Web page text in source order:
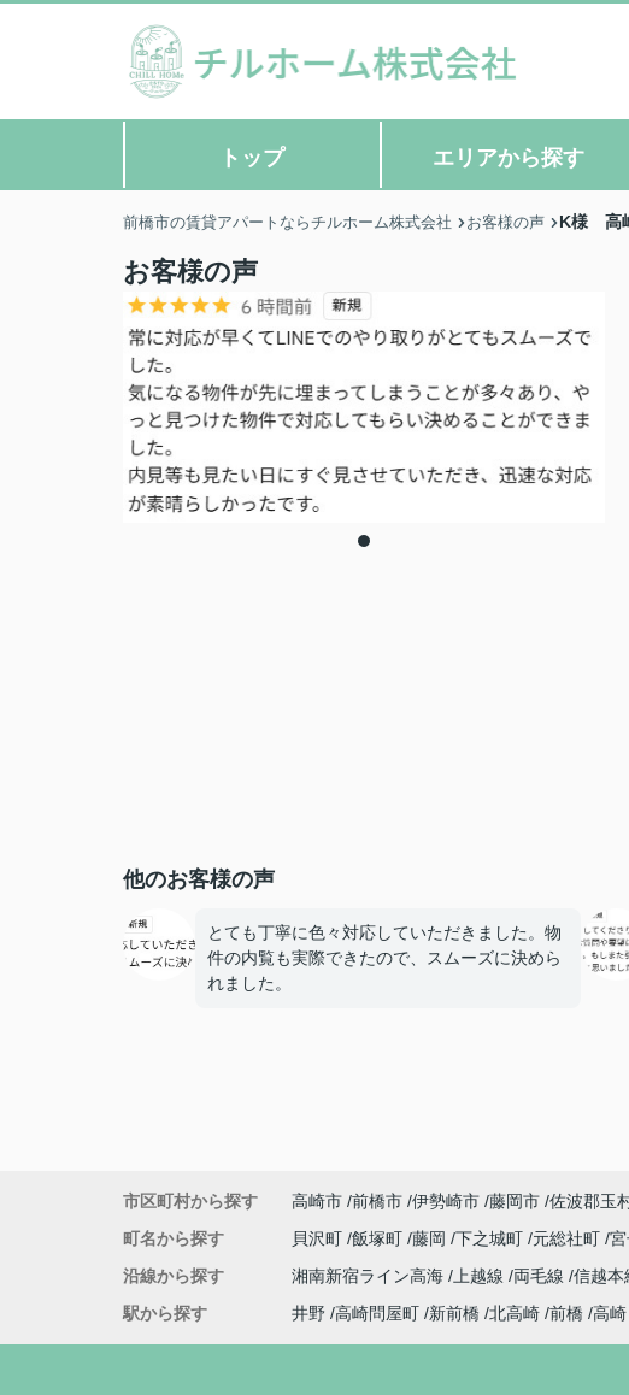
トップ エリアから探す
前橋市の賃貸アパートならチルホーム株式会社 お客様の声 K様 高
お客様の声
他のお客様の声
とても丁寧に色々対応していただきました。物
件の内覧も実際できたので、スムーズに決めら
れました。
市区町村から探す 高崎市 前橋市 伊勢崎市 藤岡市 佐波郡玉
町名から探す
貝沢町 飯塚町 藤岡 下之城町 元総社町
沿線から探す
湘南新宿ライン高海 上越線 両毛線 信越本
駅から探す
井野 高崎問屋町 新前橋 北高崎 前橋 高崎